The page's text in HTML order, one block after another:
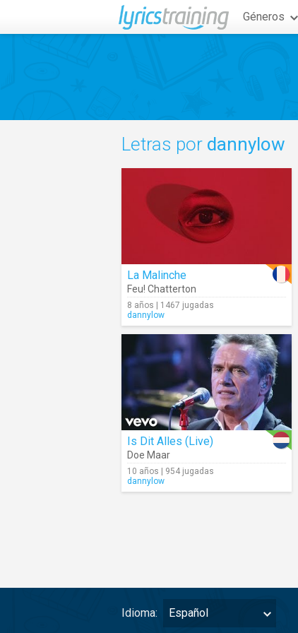
Géneros
Letras por dannylow
La Malinche
Feu! Chatterton
8 años | 1467 jugadas
dannylow
Is Dit Alles (Live)
Doe Maar
10 años | 954 jugadas
dannylow
Idioma: Español